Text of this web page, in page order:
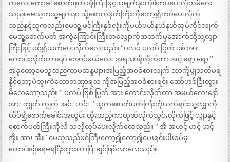
ကလေးကော့ခါ စောက်ဖုတ် အုံကြီးဖြင့်သူ့မျက်နှာကိုဖိကပ်ပေးလိုက်မိလေ
သည်။မေသူကသူ့မျက်နှာ သို့စောက်ဖုတ်ကြီးကိုကော့၍ကပ်ပေးလိုက်
သည်နှင့်သူကလည်းမေသူ့ ဖင်ကြီးနှစ်လုံးကိုပယ်ပယ်နယ်နယ်ဆုပ်ကိုင်လျက်
မေသူ့စောက်ပတ် အကွဲကြောင်းကြီးတလျှောက်အထက်မှအောက်သို့သူ့လျှာ
ကြီးဖြင့် ပင့်၍ယက်ပေးလိုက်လေသည်။ “ပလပ် ပလပ် ပြွတ် ပစ် အား
ကောင်းလိုက်တာနော် အောင်မယ်လေး အရသာရှိလိုက်တာ အင့် ရော့ ရော့ ”
အခုတော့မေသူသည်ကာမဆန္ဒများအပြည့်အဝခံစားလျက် ဘာကိုမျှသတိမရ
နိုင်တော့ပဲထူးကဲသောတဏှာရသ ကိုအပြည့်အဝခံစားရင်း အော်ဟစ်ငြီးတွား
မိလေတော့သည်။ ” ပလပ် ဗြစ် ပြွတ် အား ကောင်းလိုက်တာ အမယ်လေးနော်
အား ကျွတ် ကျွတ် အင်း ဟင်း ” သူကစောက်ပတ်ကြီးကိုယက်ရင်းသူ့လျှာကို
လိပ်၍စောက်ခေါင်းအတွင်း ထိုးထည့်ကာထုတ်လိုက်သွင်းလိုက်ဖြင့် လျှာနှင့်
စောက်ပတ်ကြီးကိုလိ သလိုလုပ်ပေးလိုက်လေသည်။ ” အိ အဟင့် ဟင့် ဟင့်
အိုး အား အီး” မေသူသည်ဖင်ကြီးကော့၍ကော့၍ပေးရင်းပါးစပ်မှ
တောင်စဉ်ရေမရငြီးတွားကာပြီးချင်ဖြစ်လာလေသည်။